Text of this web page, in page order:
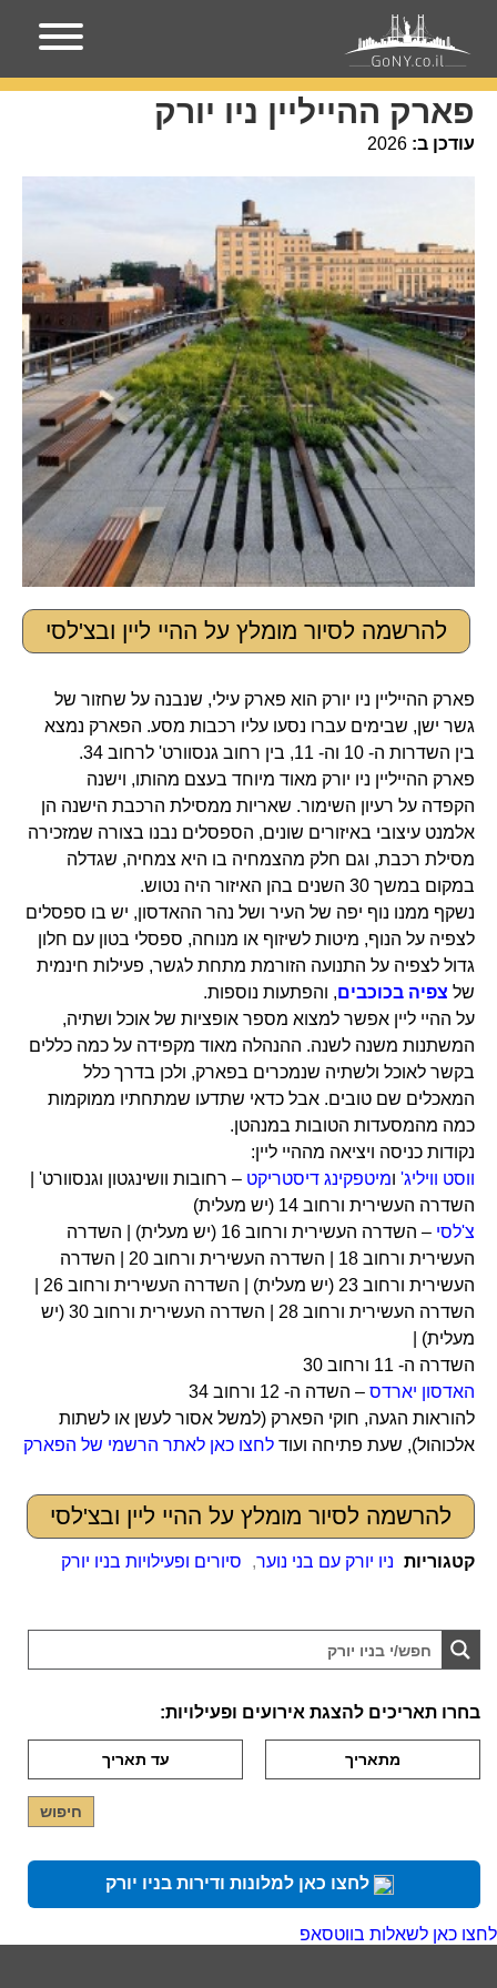
עמוד הבית אירועים בניו-יורק
פארק ההייליין ניו יורק
עודכן ב: 2026
להרשמה לסיור מומלץ על ההיי ליין ובצ'לסי
פארק ההייליין ניו יורק הוא פארק עילי, שנבנה על שחזור של
גשר ישן, שבימים עברו נסעו עליו רכבות מסע. הפארק נמצא
בין השדרות ה- 10 וה- 11, בין רחוב גנסוורט' לרחוב 34.
פארק ההייליין ניו יורק מאוד מיוחד בעצם מהותו, וישנה
הקפדה על רעיון השימור. שאריות ממסילת הרכבת הישנה הן
אלמנט עיצובי באיזורים שונים, הספסלים נבנו בצורה שמזכירה
מסילת רכבת, וגם חלק מהצמחיה בו היא צמחיה, שגדלה
במקום במשך 30 השנים בהן האיזור היה נטוש.
נשקף ממנו נוף יפה של העיר ושל נהר ההאדסון, יש בו ספסלים
לצפיה על הנוף, מיטות לשיזוף או מנוחה, ספסלי בטון עם חלון
גדול לצפיה על התנועה הזורמת מתחת לגשר, פעילות חינמית
של צפיה בכוכבים, והפתעות נוספות.
על ההיי ליין אפשר למצוא מספר אופציות של אוכל ושתיה,
המשתנות משנה לשנה. ההנהלה מאוד מקפידה על כמה כללים
בקשר לאוכל ולשתיה שנמכרים בפארק, ולכן בדרך כלל
המאכלים שם טובים. אבל כדאי שתדעו שמתחתיו ממוקמות
כמה מהמסעדות הטובות במנהטן.
נקודות כניסה ויציאה מההיי ליין:
ווסט וויליג' ומיטפקינג דיסטריקט – רחובות וושינגטון וגנסוורט' |
השדרה העשירית ורחוב 14 (יש מעלית)
צ'לסי
– השדרה העשירית ורחוב 16 (יש מעלית) | השדרה
העשירית ורחוב 18 | השדרה העשירית ורחוב 20 | השדרה
השדרה העשירית ורחוב 28 | השדרה העשירית ורחוב 30 (יש
מעלית) |
השדרה ה- 11 ורחוב 30
האדסון יארדס – השדה ה- 12 ורחוב 34
להוראות הגעה, חוקי הפארק (למשל אסור לעשן או לשתות
אלכוהול), שעת פתיחה ועוד לחצו כאן לאתר הרשמי של הפארק
להרשמה לסיור מומלץ על ההיי ליין ובצ'לסי
קטגוריות ניו יורק עם בני נוער, סיורים ופעילויות בניו יורק
בחרו תאריכים להצגת אירועים ופעילויות:
לחצו כאן למלונות ודירות בניו יורק
לחצו כאן לשאלות בווטסאפ